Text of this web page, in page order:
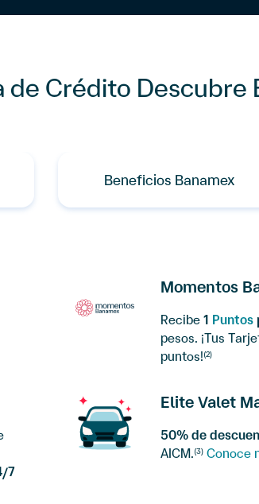
de Crédito Descubre
Beneficios Banamex
Momentos
Recibe 1 Puntos
pesos. ¡Tus
puntos!(2)
7
Elite Valet
50% de
AICM.(3) Conoce